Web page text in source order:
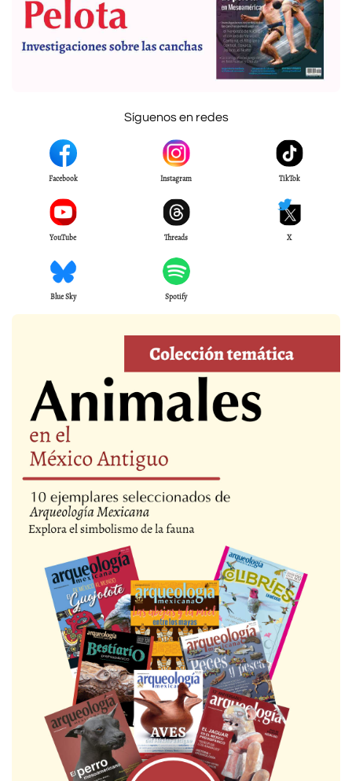
Síguenos en redes
Facebook Instagram TikTok
YouTube Threads X
Blue Sky Spotify